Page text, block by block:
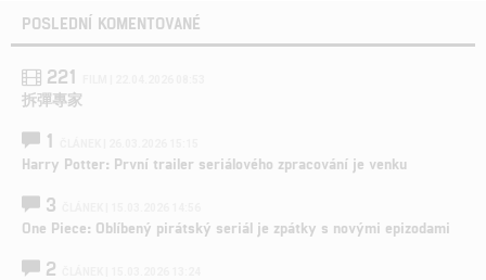
POSLEDNÍ KOMENTOVANÉ
221
拆彈專家
1
Harry Potter: První trailer seriálového zpracování je venku
3
One Piece: Oblíbený pirátský seriál je zpátky s novými epizodami
2